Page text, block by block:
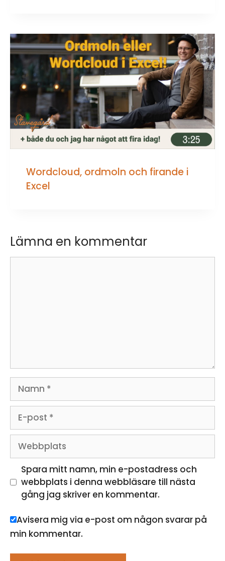
Wordcloud, ordmoln och firande i
Excel
Lämna en kommentar
post
Webbplats
Spara mitt namn, min e-postadress och
webbplats i denna webbläsare till nästa
gång jag skriver en kommentar.
Avisera mig via e-post om någon svarar på
min kommentar.